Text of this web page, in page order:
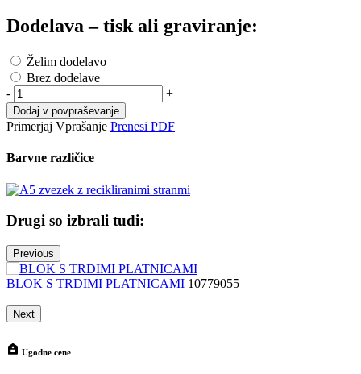
Dodelava – tisk ali graviranje:
Želim dodelavo
Brez dodelave
-
+
Dodaj v povpraševanje
Primerjaj Vprašanje Prenesi PDF
Barvne različice
Drugi so izbrali tudi:
Previous
BLOK S TRDIMI PLATNICAMI 10779055
Next
Ugodne cene